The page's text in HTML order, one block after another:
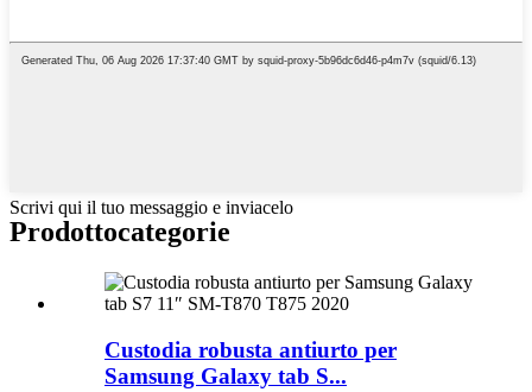
Scrivi qui il tuo messaggio e inviacelo
Prodottocategorie
Custodia robusta antiurto per
Samsung Galaxy tab S...